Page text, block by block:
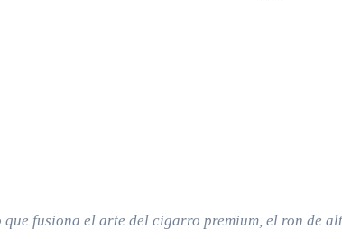
fusiona el arte del cigarro premium, el ron de